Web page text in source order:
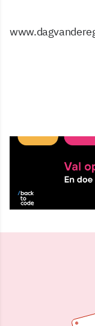
29 sep 2010,
Delen